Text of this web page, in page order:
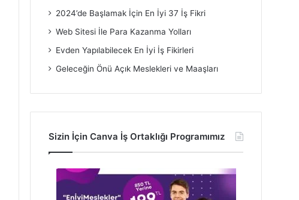
2024’de Başlamak İçin En İyi 37 İş Fikri
Web Sitesi İle Para Kazanma Yolları
Evden Yapılabilecek En İyi İş Fikirleri
Geleceğin Önü Açık Meslekleri ve Maaşları
Sizin İçin Canva İş Ortaklığı Programımız